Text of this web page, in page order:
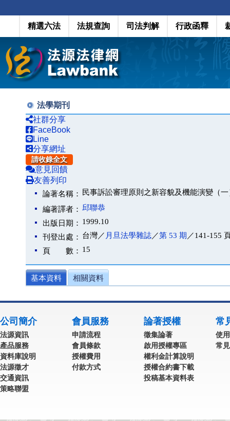
精選六法 法規查詢 司法判解 行政函釋
法學期刊
社群分享
FaceBook
Line
分享網址
請收錄全文
意見回饋
友善列印
論著名稱： 民事訴訟審理原則之新容貌及機能演變（
編著譯者： 邱聯恭
出版日期： 1999.10
刊登出處： 台灣／ 月旦法學雜誌／第 53 期 ／141-155
頁 數： 15
基本資料 相關資料
公司簡介
法源資訊
產品服務
資料庫說明
法源徵才
交通資訊
策略聯盟
會員服務
申請流程
會員條款
授權費用
付款方式
論著授權
徵集論著
啟用授權專區
權利金計算說明
授權合約書下載
投稿基本資料表
常
使
常